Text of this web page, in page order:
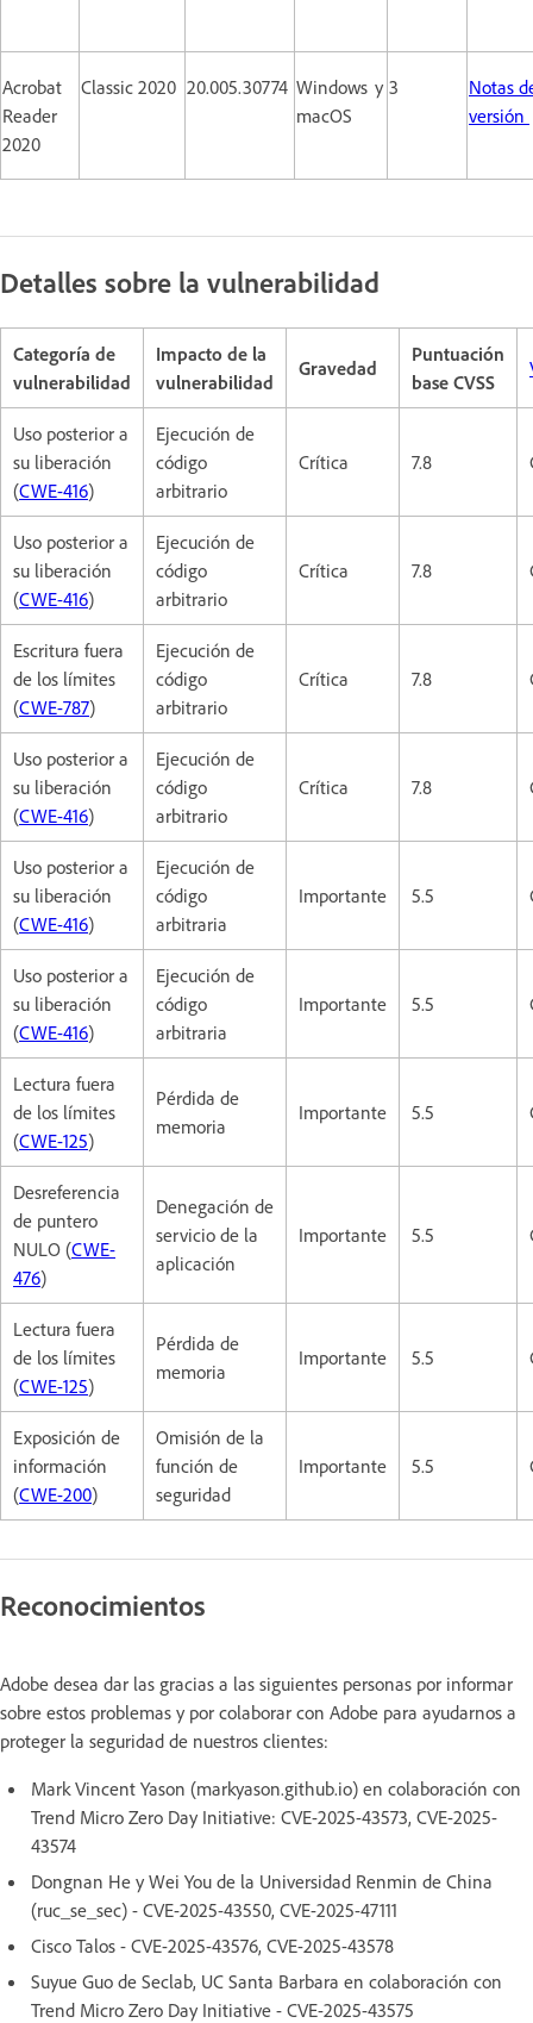
Acrobat
Reader
2020
Classic 2020 20.005.30774 Windows y
macOS
3
Notas
versión
Detalles sobre la vulnerabilidad
Categoría de
vulnerabilidad
Impacto de la
vulnerabilidad
Gravedad
Puntuación
base CVSS
Uso posterior a
su liberación
(CWE-416)
Ejecución de
código
arbitrario
Crítica 7.8
Uso posterior a
su liberación
(CWE-416)
Ejecución de
código
arbitrario
Crítica 7.8
Escritura fuera
de los límites
(CWE-787)
Ejecución de
código
arbitrario
Crítica 7.8
Uso posterior a
su liberación
(CWE-416)
Ejecución de
código
arbitrario
Crítica 7.8
Uso posterior a
su liberación
(CWE-416)
Ejecución de
código
arbitraria
Importante 5.5
Uso posterior a
su liberación
(CWE-416)
Ejecución de
código
arbitraria
Importante 5.5
Lectura fuera
de los límites
(CWE-125)
Pérdida de
memoria
Importante 5.5
Desreferencia
de puntero
NULO (CWE-
476)
Denegación de
servicio de la
aplicación
Importante 5.5
Lectura fuera
de los límites
(CWE-125)
Pérdida de
memoria
Importante 5.5
Exposición de
información
(CWE-200)
Omisión de la
función de
seguridad
Importante 5.5
Reconocimientos
Adobe desea dar las gracias a las siguientes personas por informar
sobre estos problemas y por colaborar con Adobe para ayudarnos a
proteger la seguridad de nuestros clientes:
Mark Vincent Yason (markyason.github.io) en colaboración con
Trend Micro Zero Day Initiative: CVE-2025-43573, CVE-2025-
43574
Dongnan He y Wei You de la Universidad Renmin de China
(ruc_se_sec) - CVE-2025-43550, CVE-2025-47111
Cisco Talos - CVE-2025-43576, CVE-2025-43578
Suyue Guo de Seclab, UC Santa Barbara en colaboración con
Trend Micro Zero Day Initiative - CVE-2025-43575